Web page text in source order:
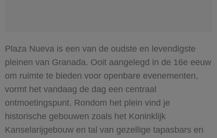
Plaza Nueva is een van de oudste en levendigste
pleinen van Granada. Ooit aangelegd in de 16e eeuw
om ruimte te bieden voor openbare evenementen,
vormt het vandaag de dag een centraal
ontmoetingspunt. Rondom het plein vind je
historische gebouwen zoals het Koninklijk
Kanselarijgebouw en tal van gezellige tapasbars en